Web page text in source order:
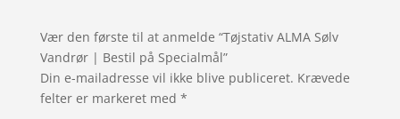
Vær den første til at anmelde “Tøjstativ ALMA Sølv
Vandrør | Bestil på Specialmål”
Din e-mailadresse vil ikke blive publiceret. Krævede
felter er markeret med *